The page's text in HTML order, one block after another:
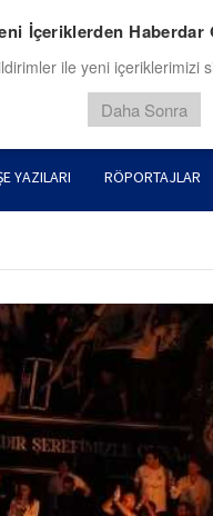
YAZILARI RÖPORTAJLAR
İçeriklerden Haberdar
ile yeni içeriklerimizi
Daha Sonra